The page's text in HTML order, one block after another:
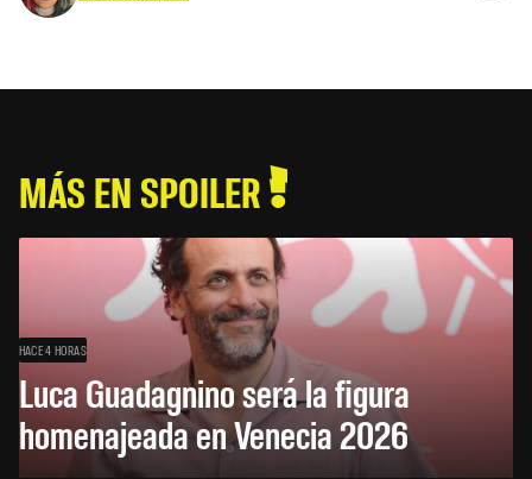
MÁS EN SPOILER
HACE 4 HORAS
Luca Guadagnino será la figura
homenajeada en Venecia 2026